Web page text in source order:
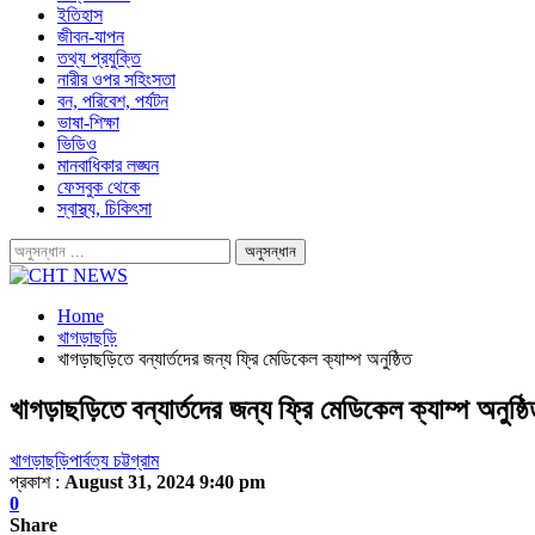
ইতিহাস
জীবন-যাপন
তথ্য প্রযুক্তি
নারীর ওপর সহিংসতা
বন, পরিবেশ, পর্যটন
ভাষা-শিক্ষা
ভিডিও
মানবাধিকার লঙ্ঘন
ফেসবুক থেকে
স্বাস্থ্য, চিকিৎসা
Home
খাগড়াছড়ি
খাগড়াছড়িতে বন্যার্তদের জন্য ফ্রি মেডিকেল ক্যাম্প অনুষ্ঠিত
খাগড়াছড়িতে বন্যার্তদের জন্য ফ্রি মেডিকেল ক্যাম্প
খাগড়াছড়িপার্বত্য চট্টগ্রাম
প্রকাশ : August 31, 2024 9:40 pm
0
Share